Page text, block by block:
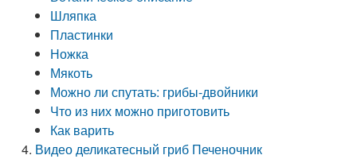
Шляпка
Пластинки
Ножка
Мякоть
Можно ли спутать: грибы-двойники
Что из них можно приготовить
Как варить
Видео деликатесный гриб Печеночник